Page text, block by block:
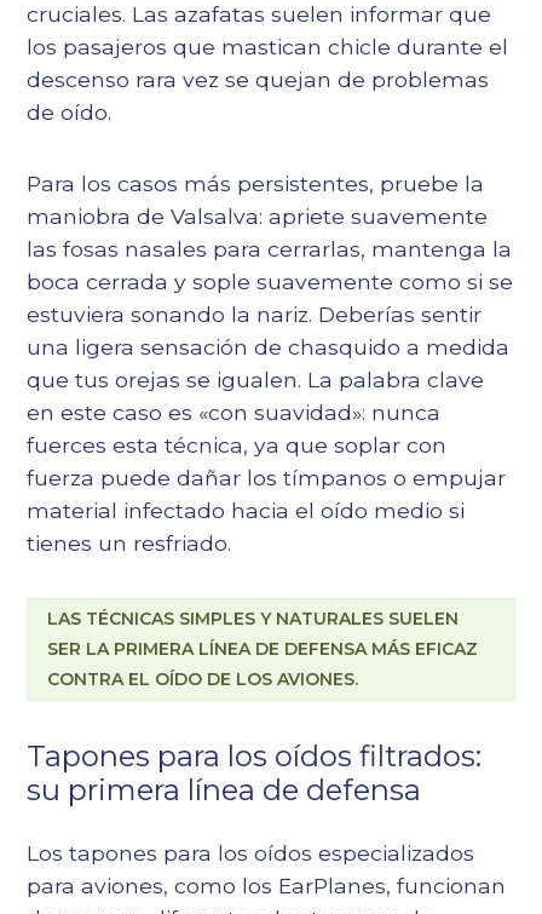
cruciales. Las azafatas suelen informar que
los pasajeros que mastican chicle durante el
descenso rara vez se quejan de problemas
de oído.
Para los casos más persistentes, pruebe la
maniobra de Valsalva: apriete suavemente
las fosas nasales para cerrarlas, mantenga la
boca cerrada y sople suavemente como si se
estuviera sonando la nariz. Deberías sentir
una ligera sensación de chasquido a medida
que tus orejas se igualen. La palabra clave
en este caso es «con suavidad»: nunca
fuerces esta técnica, ya que soplar con
fuerza puede dañar los tímpanos o empujar
material infectado hacia el oído medio si
tienes un resfriado.
LAS TÉCNICAS SIMPLES Y NATURALES SUELEN
SER LA PRIMERA LÍNEA DE DEFENSA MÁS EFICAZ
CONTRA EL OÍDO DE LOS AVIONES.
Tapones para los oídos filtrados:
su primera línea de defensa
Los tapones para los oídos especializados
para aviones, como los EarPlanes, funcionan